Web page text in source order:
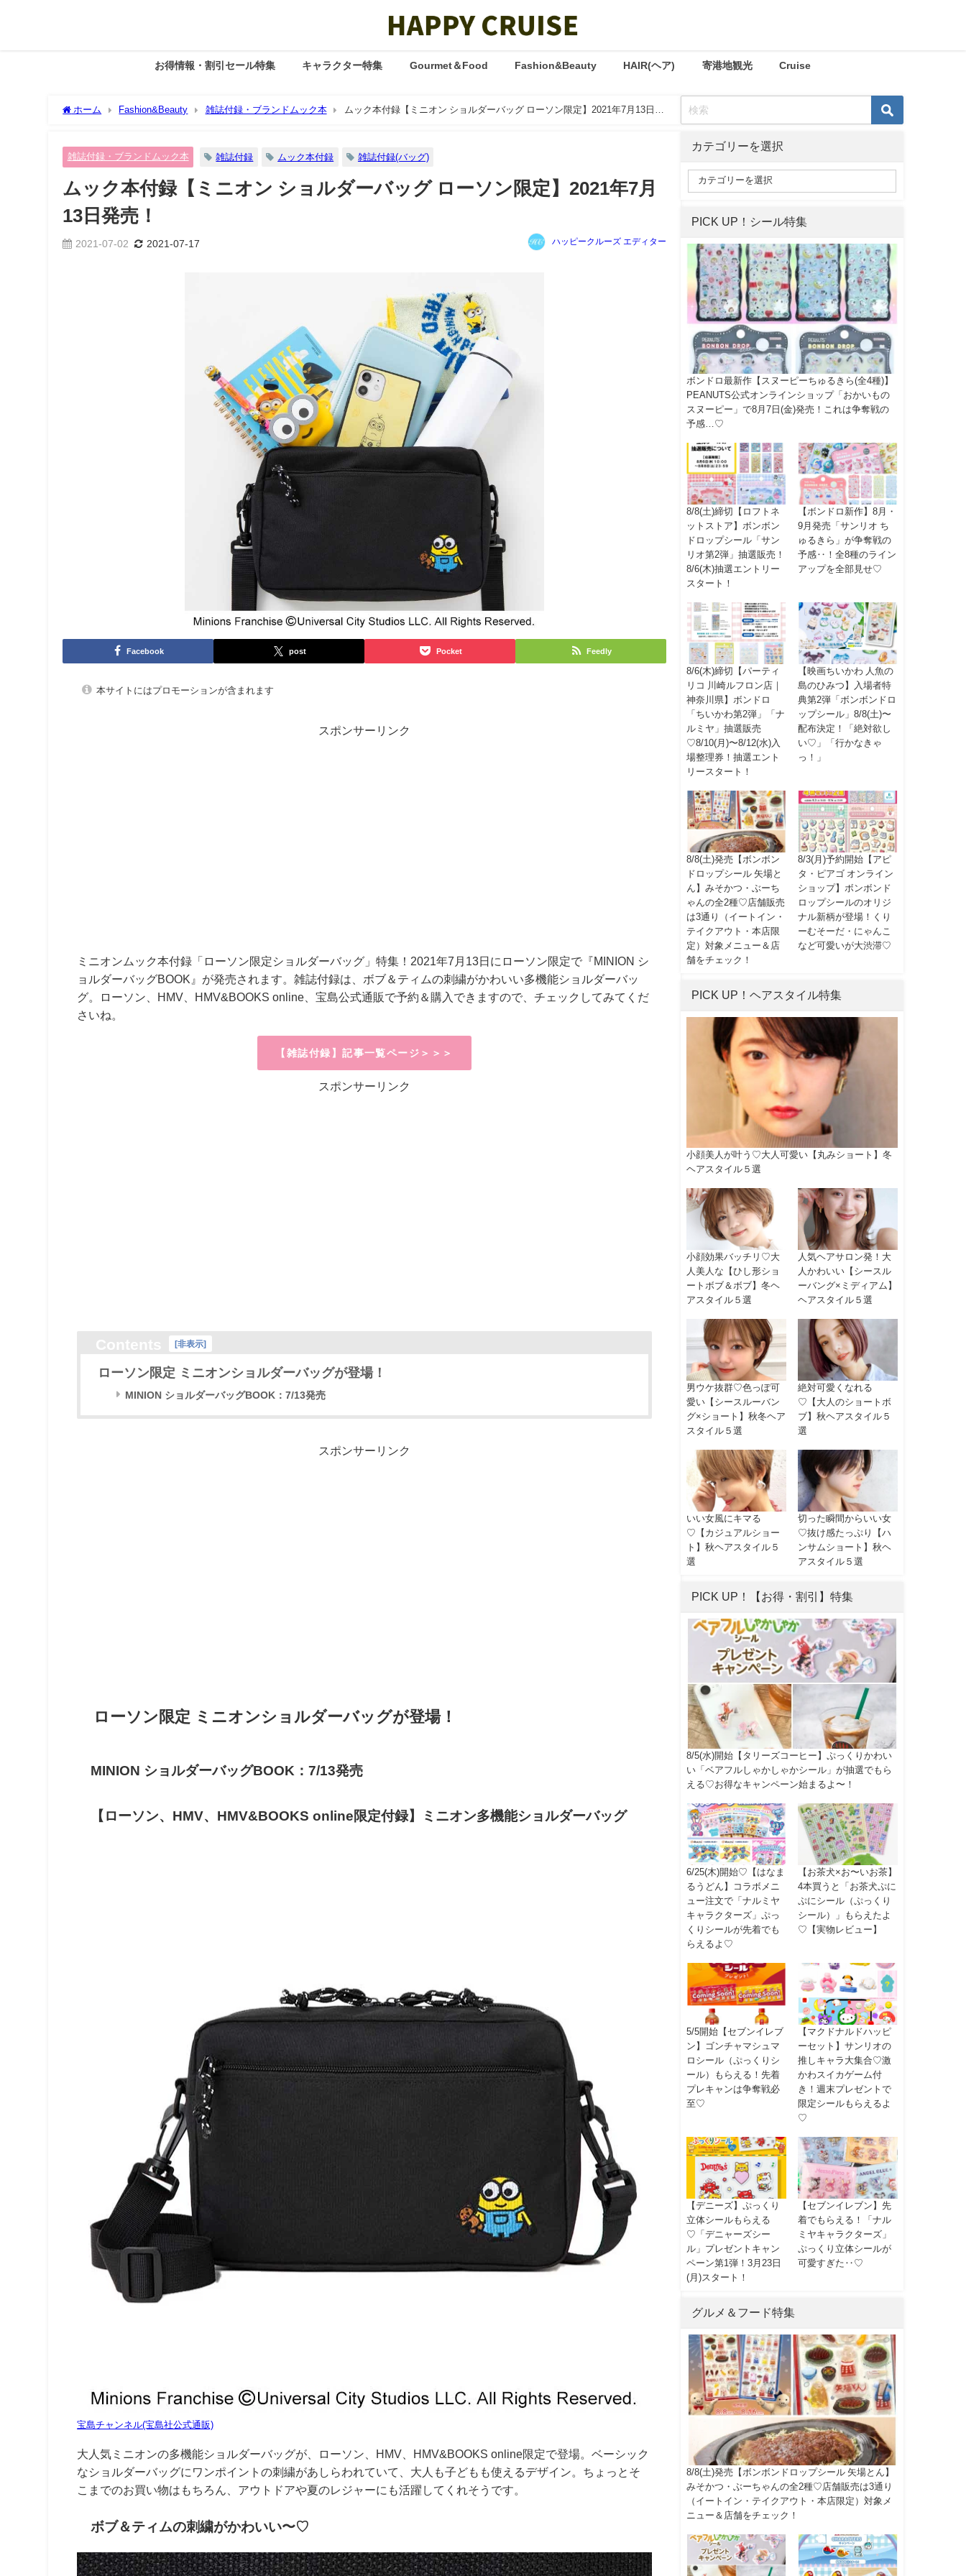
お得情報・割引セール特集 キャラクター特集 Gourmet＆Food Fashion&Beauty HAIR(ヘア) 寄港地観光 Cruise
ホーム Fashion&Beauty 雑誌付録・ブランドムック本
ムック本付録【ミニオン ショルダーバッグ ローソン限定】2021年7月13日発
雑誌付録・ブランドムック本 雑誌付録 ムック本付録 雑誌付録(バッグ)
ムック本付録【ミニオン ショルダーバッグ ローソン限定】2021年7月
13日発売！
2021-07-02 2021-07-17 ハッピークルーズ エディター
Facebook post Pocket Feedly
本サイトにはプロモーションが含まれます
スポンサーリンク
ミニオンムック本付録「ローソン限定ショルダーバッグ」特集！2021年7月13日にローソン限定で『MINION シ
ョルダーバッグBOOK』が発売されます。雑誌付録は、 ボブ＆ティムの刺繍がかわいい多機能ショルダーバッ
グ。ローソン、HMV、HMV&BOOKS online、宝島公式通販で予約＆購入できますので、チェックしてみてくだ
さいね。
【雑誌付録】記事一覧ページ＞＞＞
スポンサーリンク
[非表示]
ローソン限定 ミニオンショルダーバッグが登場！
MINION ショルダーバッグBOOK：7/13発売
スポンサーリンク
ローソン限定 ミニオンショルダーバッグが登場！
MINION ショルダーバッグBOOK：7/13発売
【ローソン、HMV、HMV&BOOKS online限定付録】ミニオン多機能ショルダーバッグ
宝島チャンネル(宝島社公式通販)
大人気ミニオンの多機能ショルダーバッグが、ローソン、HMV、HMV&BOOKS online限定で登場。ベーシック
なショルダーバッグにワンポイントの刺繍があしらわれていて、大人も子どもも使えるデザイン。ちょっとそ
こまでのお買い物はもちろん、アウトドアや夏のレジャーにも活躍してくれそうです。
ボブ＆ティムの刺繍がかわいい〜♡
カテゴリーを選択
PICK UP！シール特集
ボンドロ最新作【スヌーピーちゅるきら(全4種)】
PEANUTS公式オンラインショップ「おかいもの
スヌーピー」で8月7日(金)発売！これは争奪戦の
予感…♡
8/8(土)締切【ロフトネ
ットストア】ボンボン
ドロップシール「サン
リオ第2弾」抽選販売！
8/6(木)抽選エントリー
スタート！
【ボンドロ新作】8月・
9月発売「サンリオ ち
ゅるきら」が争奪戦の
予感‥！全8種のライン
アップを全部見せ♡
8/6(木)締切【パーティ
リコ 川崎ルフロン店｜
神奈川県】ボンドロ
「ちいかわ第2弾」「ナ
ルミヤ」抽選販売
♡8/10(月)〜8/12(水)入
場整理券！抽選エント
リースタート！
【映画ちいかわ 人魚の
島のひみつ】入場者特
典第2弾「ボンボンドロ
ップシール」8/8(土)〜
配布決定！「絶対欲し
い♡」「行かなきゃ
っ！」
8/8(土)発売【ボンボン
ドロップシール 矢場と
ん】みそかつ・ぶーち
ゃんの全2種♡店舗販売
は3通り（イートイン・
テイクアウト・本店限
定）対象メニュー＆店
舗をチェック！
8/3(月)予約開始【アピ
タ・ピアゴ オンライン
ショップ】ボンボンド
ロップシールのオリジ
ナル新柄が登場！くり
ーむそーだ・にゃんこ
など可愛いが大渋滞♡
PICK UP！ヘアスタイル特集
小顔美人が叶う♡大人可愛い【丸みショート】冬
ヘアスタイル５選
小顔効果バッチリ♡大
人美人な【ひし形ショ
ートボブ＆ボブ】冬ヘ
アスタイル５選
人気ヘアサロン発！大
人かわいい【シースル
ーバング×ミディアム】
ヘアスタイル５選
男ウケ抜群♡色っぽ可
愛い【シースルーバン
グ×ショート】秋冬ヘア
スタイル５選
絶対可愛くなれる
♡【大人のショートボ
ブ】秋ヘアスタイル５
選
いい女風にキマる
♡【カジュアルショー
ト】秋ヘアスタイル５
選
切った瞬間からいい女
♡抜け感たっぷり【ハ
ンサムショート】秋ヘ
アスタイル５選
PICK UP！【お得・割引】特集
8/5(水)開始【タリーズコーヒー】ぷっくりかわい
い「ベアフルしゃかしゃかシール」が抽選でもら
える♡お得なキャンペーン始まるよ〜！
6/25(木)開始♡【はなま
るうどん】コラボメニ
ュー注文で「ナルミヤ
キャラクターズ」ぷっ
くりシールが先着でも
らえるよ♡
【お茶犬×お〜いお茶】
4本買うと「お茶犬ぷに
ぷにシール（ぷっくり
シール）」もらえたよ
♡【実物レビュー】
5/5開始【セブンイレブ
ン】ゴンチャマシュマ
ロシール（ぷっくりシ
ール）もらえる！先着
プレキャンは争奪戦必
至♡
【マクドナルドハッピ
ーセット】サンリオの
推しキャラ大集合♡激
かわスイカゲーム付
き！週末プレゼントで
限定シールもらえるよ
♡
【デニーズ】ぷっくり
立体シールもらえる
♡「デニャーズシー
ル」プレゼントキャン
ペーン第1弾！3月23日
(月)スタート！
【セブンイレブン】先
着でもらえる！「ナル
ミヤキャラクターズ」
ぷっくり立体シールが
可愛すぎた‥♡
グルメ＆フード特集
8/8(土)発売【ボンボンドロップシール 矢場とん】
みそかつ・ぶーちゃんの全2種♡店舗販売は3通り
（イートイン・テイクアウト・本店限定）対象メ
ニュー＆店舗をチェック！